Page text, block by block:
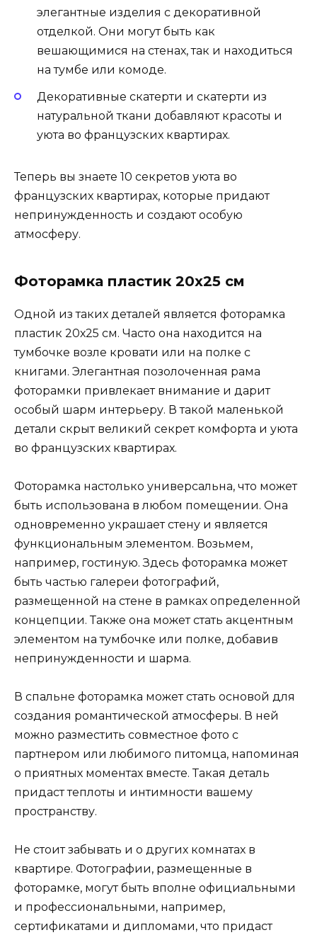
элегантные изделия с декоративной
отделкой. Они могут быть как
вешающимися на стенах, так и находиться
на тумбе или комоде.
Декоративные скатерти и скатерти из
натуральной ткани добавляют красоты и
уюта во французских квартирах.
Теперь вы знаете 10 секретов уюта во
французских квартирах, которые придают
непринужденность и создают особую
атмосферу.
Фоторамка пластик 20х25 см
Одной из таких деталей является фоторамка
пластик 20х25 см. Часто она находится на
тумбочке возле кровати или на полке с
книгами. Элегантная позолоченная рама
фоторамки привлекает внимание и дарит
особый шарм интерьеру. В такой маленькой
детали скрыт великий секрет комфорта и уюта
во французских квартирах.
Фоторамка настолько универсальна, что может
быть использована в любом помещении. Она
одновременно украшает стену и является
функциональным элементом. Возьмем,
например, гостиную. Здесь фоторамка может
быть частью галереи фотографий,
размещенной на стене в рамках определенной
концепции. Также она может стать акцентным
элементом на тумбочке или полке, добавив
непринужденности и шарма.
В спальне фоторамка может стать основой для
создания романтической атмосферы. В ней
можно разместить совместное фото с
партнером или любимого питомца, напоминая
о приятных моментах вместе. Такая деталь
придаст теплоты и интимности вашему
пространству.
Не стоит забывать и о других комнатах в
квартире. Фотографии, размещенные в
фоторамке, могут быть вполне официальными
и профессиональными, например,
сертификатами и дипломами, что придаст